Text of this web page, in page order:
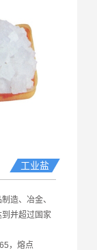
工业盐
造、冶金、
并超过国家
，熔点